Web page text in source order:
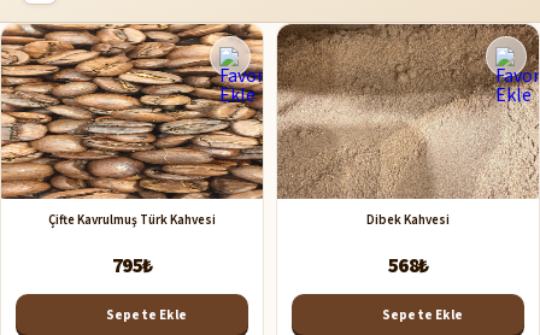
Çifte Kavrulmuş Türk Kahvesi
795₺
Sepete Ekle
Dibek Kahvesi
568₺
Sepete Ekle